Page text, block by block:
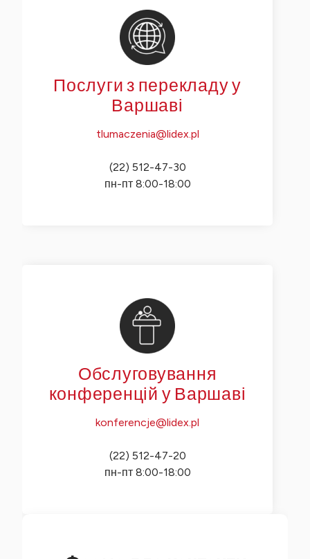
Послуги з перекладу у
Варшаві
tlumaczenia@lidex.pl
(22) 512-47-30
пн-пт 8:00-18:00
Обслуговування
конференцій у Варшаві
konferencje@lidex.pl
(22) 512-47-20
пн-пт 8:00-18:00